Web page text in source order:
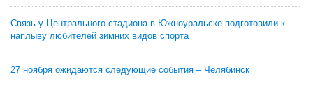
Связь у Центрального стадиона в Южноуральске подготовили к
наплыву любителей зимних видов спорта
27 ноября ожидаются следующие события – Челябинск